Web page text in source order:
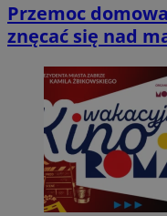
Przemoc
znęcać się nad